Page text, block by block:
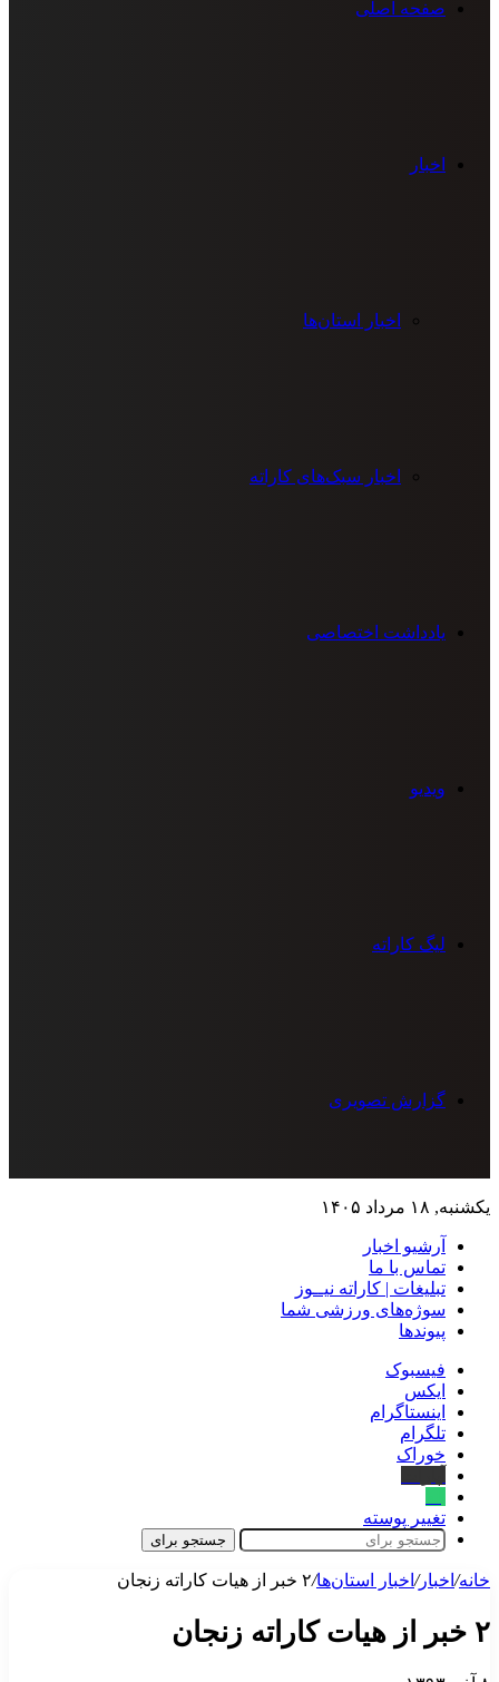
صفحه اصلی
اخبار
اخبار استان‌ها
اخبار سبک‌های کاراته
یادداشت اختصاصی
ویدیو
لیگ کاراته
گزارش تصویری
یکشنبه, ۱۸ مرداد ۱۴۰۵
آرشیو اخبار
تماس‌ با‌ ما
تبلیغات | کاراته نیــوز
سوژه‌های ورزشی شما
پیوندها
فیسبوک
ایکس
اینستاگرام
تلگرام
خوراک
تغییر پوسته
جستجو برای
خانه/ اخبار/ اخبار استان‌ها/۲ خبر از هیات کاراته زنجان
۲ خبر از هیات کاراته زنجان